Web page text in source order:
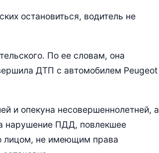
остановиться, водитель не
По ее словам, она
ДТП с автомобилем Peugeot
и опекуна несовершеннолетней, а
нарушение ПДД, повлекшее
лицом, не имеющим права